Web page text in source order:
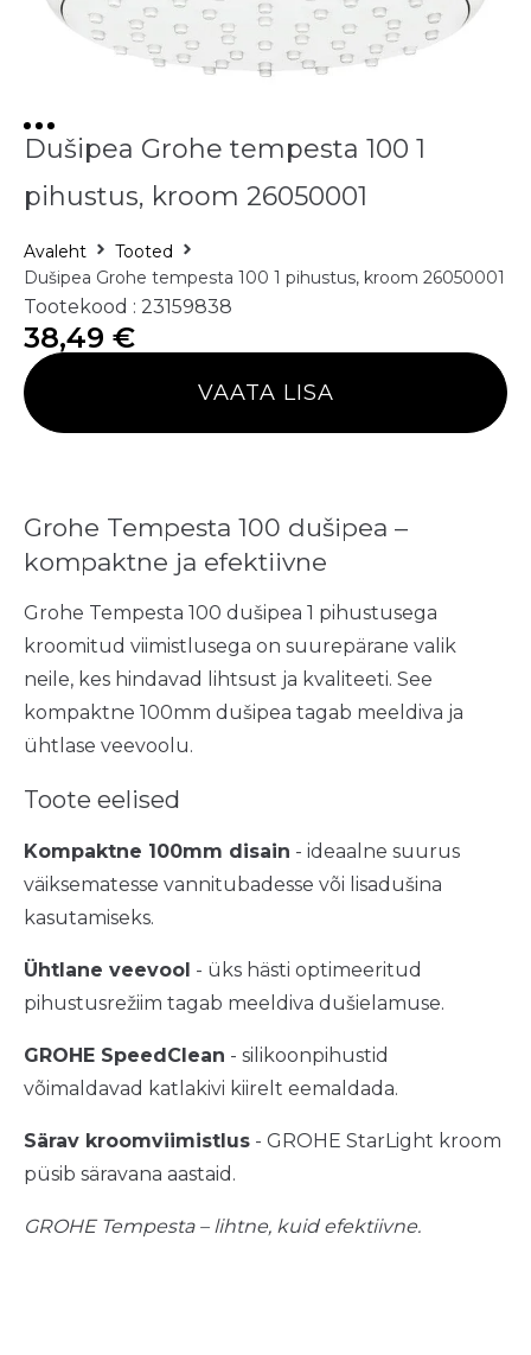
Dušipea Grohe tempesta 100 1
pihustus, kroom 26050001
Avaleht
Tooted
Dušipea Grohe tempesta 100 1 pihustus, kroom 26050001
Tootekood : 23159838
38,49 €
VAATA LISA
Grohe Tempesta 100 dušipea –
kompaktne ja efektiivne
Grohe Tempesta 100 dušipea 1 pihustusega
kroomitud viimistlusega on suurepärane valik
neile, kes hindavad lihtsust ja kvaliteeti. See
kompaktne 100mm dušipea tagab meeldiva ja
ühtlase veevoolu.
Toote eelised
Kompaktne 100mm disain - ideaalne suurus
väiksematesse vannitubadesse või lisadušina
kasutamiseks.
Ühtlane veevool - üks hästi optimeeritud
pihustusrežiim tagab meeldiva dušielamuse.
GROHE SpeedClean - silikoonpihustid
võimaldavad katlakivi kiirelt eemaldada.
Särav kroomviimistlus - GROHE StarLight kroom
püsib säravana aastaid.
GROHE Tempesta – lihtne, kuid efektiivne.